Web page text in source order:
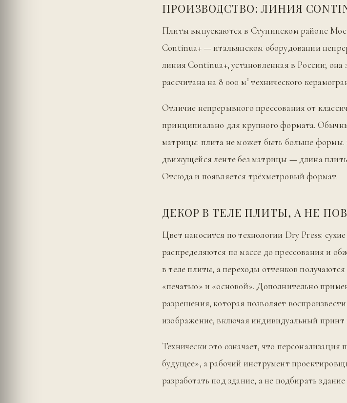
ПРОИЗВОДСТВО: ЛИНИЯ
Плиты выпускаются в Ступинском районе
Continua+ — итальянском оборудовании
линия Continua+, установленная в России; она
рассчитана на 8 000 м² технического
Отличие непрерывного прессования от
принципиально для крупного формата.
матрицы: плита не может быть больше формы.
движущейся ленте без матрицы — длина плиты
Отсюда и появляется трёхметровый формат.
ДЕКОР В ТЕЛЕ ПЛИТЫ, А НЕ
Цвет наносится по технологии Dry Press:
распределяются по массе до прессования и
в теле плиты, а переходы оттенков
«печатью» и «основой». Дополнительно
разрешения, которая позволяет
изображение, включая индивидуальный
Технически это означает, что
будущее», а рабочий инструмент
разработать под здание, а не подбирать здание